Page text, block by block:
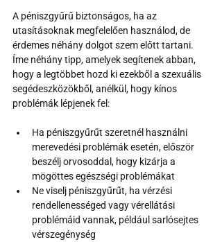
A péniszgyűrű biztonságos, ha az
utasításoknak megfelelően használod, de
érdemes néhány dolgot szem előtt tartani.
Íme néhány tipp, amelyek segítenek abban,
hogy a legtöbbet hozd ki ezekből a szexuális
segédeszközökből, anélkül, hogy kínos
problémák lépjenek fel:
Ha péniszgyűrűt szeretnél használni
merevedési problémák esetén, először
beszélj orvosoddal, hogy kizárja a
mögöttes egészségi problémákat
Ne viselj péniszgyűrűt, ha vérzési
rendellenességed vagy vérellátási
problémáid vannak, például sarlósejtes
vérszegénység